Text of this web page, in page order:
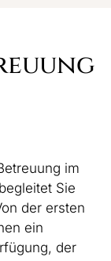
im
Sie
der ersten
ein
der